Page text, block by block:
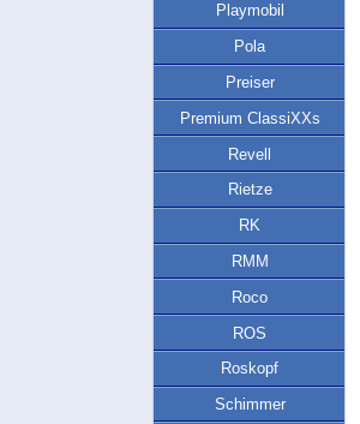
Playmobil
Pola
Preiser
Premium ClassiXXs
Revell
Rietze
RK
RMM
Roco
ROS
Roskopf
Schimmer